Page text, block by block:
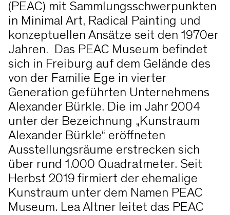
(PEAC) mit Sammlungsschwerpunkten
in Minimal Art, Radical Painting und
konzeptuellen Ansätze seit den 1970er
Jahren. Das PEAC Museum befindet
sich in Freiburg auf dem Gelände des
von der Familie Ege in vierter
Generation geführten Unternehmens
Alexander Bürkle. Die im Jahr 2004
unter der Bezeichnung „Kunstraum
Alexander Bürkle“ eröffneten
Ausstellungsräume erstrecken sich
über rund 1.000 Quadratmeter. Seit
Herbst 2019 firmiert der ehemalige
Kunstraum unter dem Namen PEAC
Museum. Lea Altner leitet das PEAC